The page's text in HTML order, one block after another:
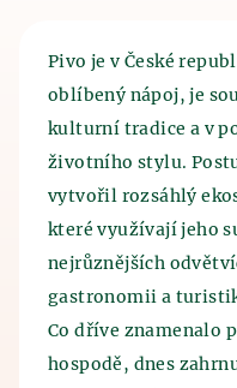
Pivo je v České
oblíbený nápoj, je
kulturní tradice a v
životního stylu.
vytvořil rozsáhlý
které využívají jeho
nejrůznějších
gastronomii a
Co dříve znamenalo
hospodě, dnes
Historie
Lázně jako takové
lety v Indii.
na lidský
tisíciletí před n.l.,
objevili staří
Historie
Historie výroby piva
letopočtem, kdy
staří Sumerové.
ve špatném
bylo skladováno v
natekla voda a tím